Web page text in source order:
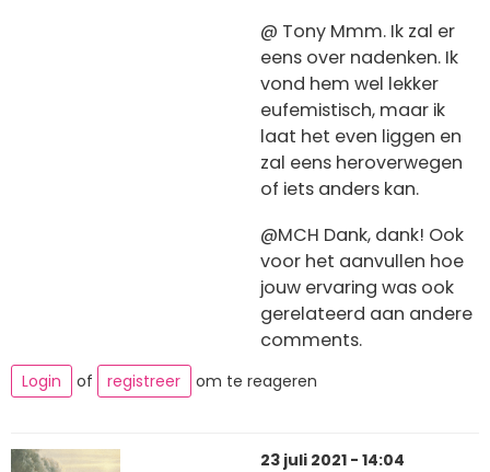
@ Tony Mmm. Ik zal er
eens over nadenken. Ik
vond hem wel lekker
eufemistisch, maar ik
laat het even liggen en
zal eens heroverwegen
of iets anders kan.
@MCH Dank, dank! Ook
voor het aanvullen hoe
jouw ervaring was ook
gerelateerd aan andere
comments.
Login of registreer om te reageren
23 juli 2021 - 14:04